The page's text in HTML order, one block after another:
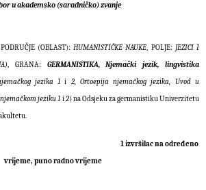
u akademsko (saradničko) zvanje
(OBLAST):HUMANISTIČKE NAUKE, POLJE: JEZICI I
, GRANA: GERMANISTIKA, Njemački jezik, lingvistika
jezika 1i 2, Ortoepija njemačkog jezika, Uvod u
jeziku 1 i2) na Odsjeku za germanistiku Univerzitetu
na određeno
vrijeme, puno radno vrijeme